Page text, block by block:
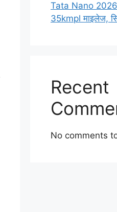
Tata Nano
35kmpl माइलेज,
Recent
No comments